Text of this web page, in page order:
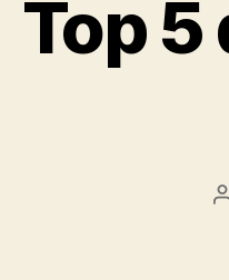
Top 5